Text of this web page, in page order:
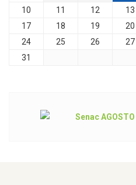
10
11 12 13
17
18 19 20
24
25 26 27
31